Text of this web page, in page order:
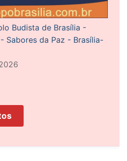
Budista de Brasília -
Sabores da Paz - Brasília-